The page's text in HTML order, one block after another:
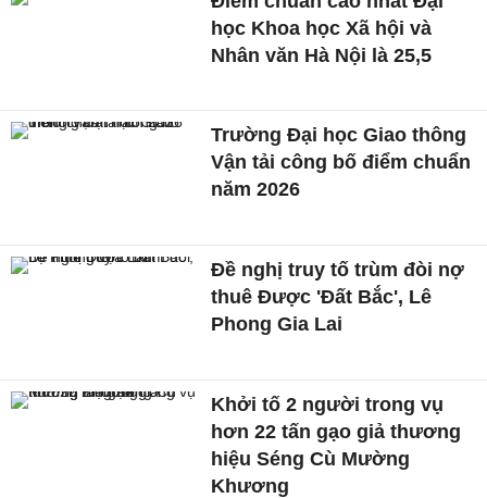
học Khoa học Xã hội và
Nhân văn Hà Nội là 25,5
Trường Đại học Giao thông
Vận tải công bố điểm chuẩn
năm 2026
Đề nghị truy tố trùm đòi nợ
thuê Được 'Đất Bắc', Lê
Phong Gia Lai
Khởi tố 2 người trong vụ
hơn 22 tấn gạo giả thương
hiệu Séng Cù Mường
Khương